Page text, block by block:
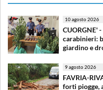
10 agosto 2026
CUORGNE'
carabinieri:
giardino e
9 agosto 2026
FAVRIA-
forti piogge,